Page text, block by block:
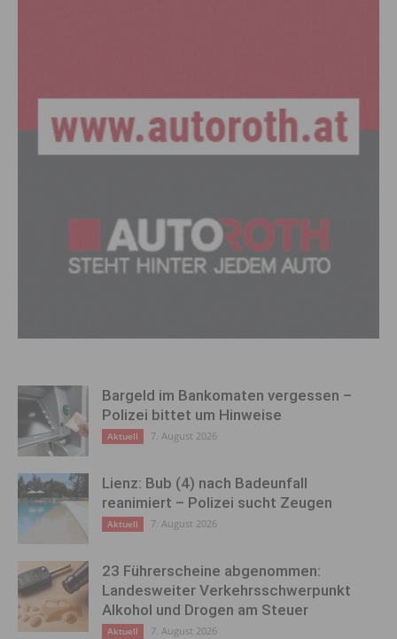
Bargeld im Bankomaten vergessen –
Polizei bittet um Hinweise
Aktuell 7. August 2026
Lienz: Bub (4) nach Badeunfall
reanimiert – Polizei sucht Zeugen
Aktuell 7. August 2026
23 Führerscheine abgenommen:
Landesweiter Verkehrsschwerpunkt
Alkohol und Drogen am Steuer
Aktuell 7. August 2026